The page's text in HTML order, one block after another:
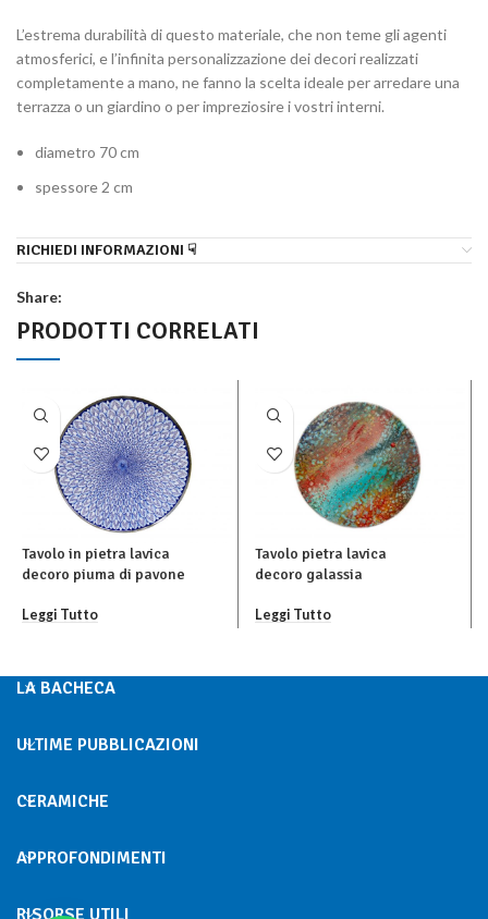
L’estrema durabilità di questo materiale, che non teme gli agenti
atmosferici, e l’infinita personalizzazione dei decori realizzati
completamente a mano, ne fanno la scelta ideale per arredare una
terrazza o un giardino o per impreziosire i vostri interni.
diametro 70 cm
spessore 2 cm
RICHIEDI INFORMAZIONI ☟
Share:
PRODOTTI CORRELATI
Tavolo in pietra lavica
decoro piuma di pavone
Leggi Tutto
Tavolo pietra lavica
decoro galassia
Leggi Tutto
LA BACHECA
ULTIME PUBBLICAZIONI
CERAMICHE
APPROFONDIMENTI